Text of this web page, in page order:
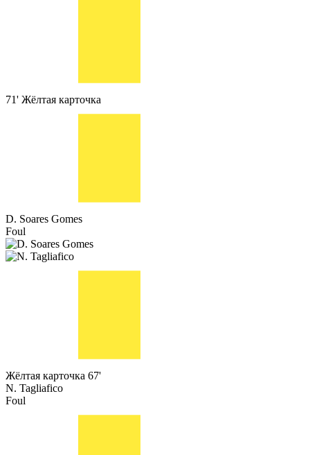
71' Жёлтая карточка
D. Soares Gomes
Foul
Жёлтая карточка 67'
N. Tagliafico
Foul